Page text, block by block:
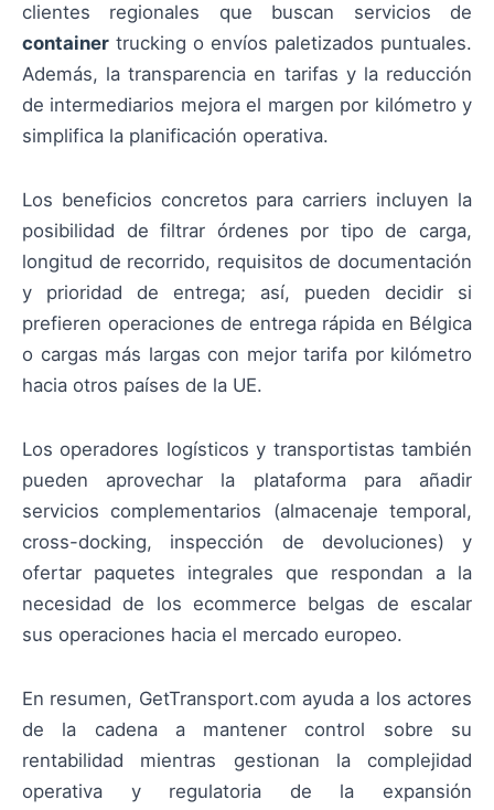
clientes regionales que buscan servicios de
container trucking o envíos paletizados puntuales.
Además, la transparencia en tarifas y la reducción
de intermediarios mejora el margen por kilómetro y
simplifica la planificación operativa.
Los beneficios concretos para carriers incluyen la
posibilidad de filtrar órdenes por tipo de carga,
longitud de recorrido, requisitos de documentación
y prioridad de entrega; así, pueden decidir si
prefieren operaciones de entrega rápida en Bélgica
o cargas más largas con mejor tarifa por kilómetro
hacia otros países de la UE.
Los operadores logísticos y transportistas también
pueden aprovechar la plataforma para añadir
servicios complementarios (almacenaje temporal,
cross-docking, inspección de devoluciones) y
ofertar paquetes integrales que respondan a la
necesidad de los ecommerce belgas de escalar
sus operaciones hacia el mercado europeo.
En resumen, GetTransport.com ayuda a los actores
de la cadena a mantener control sobre su
rentabilidad mientras gestionan la complejidad
operativa y regulatoria de la expansión